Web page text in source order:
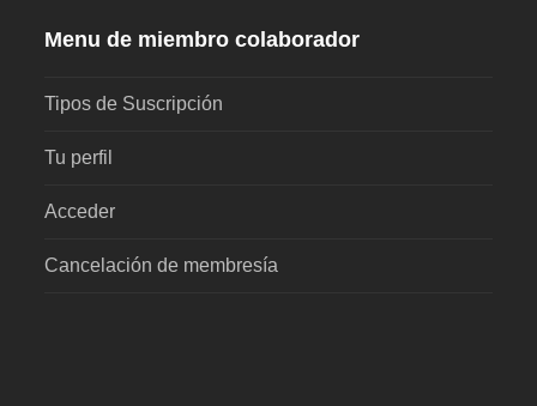
Menu de miembro colaborador
Tipos de Suscripción
Tu perfil
Acceder
Cancelación de membresía